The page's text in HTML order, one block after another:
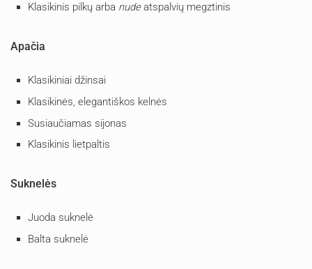
Klasikinis pilkų arba nudeatspalvių megztinis
Apačia
Klasikiniai džinsai
Klasikinės, elegantiškos kelnės
Susiaučiamas sijonas
Klasikinis lietpaltis
Suknelės
Juoda suknelė
Balta suknelė